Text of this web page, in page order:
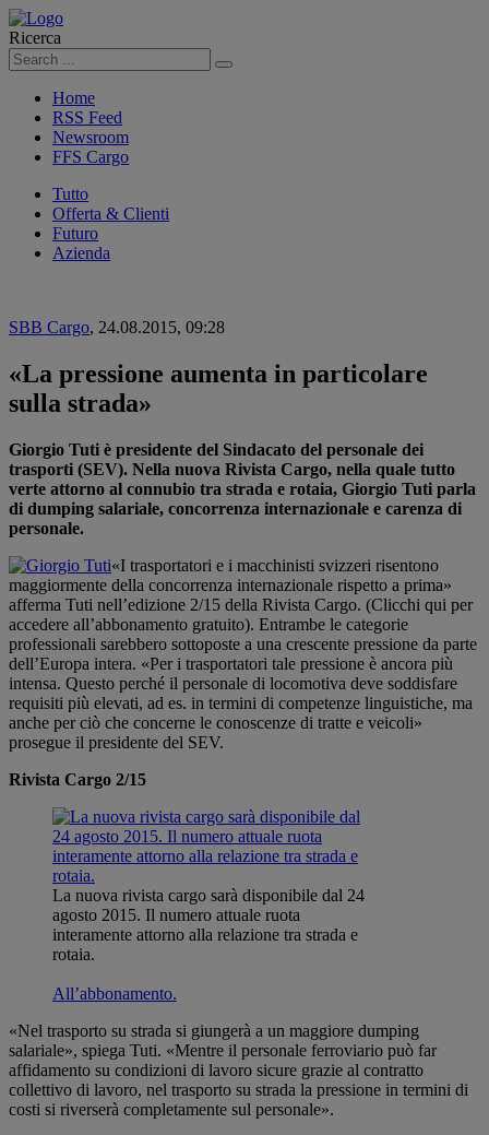
Ricerca
Cerca
Home
RSS Feed
Newsroom
FFS Cargo
Tutto
Offerta & Clienti
Futuro
Azienda
SBB Cargo, 24.08.2015, 09:28
«La pressione aumenta in particolare
sulla strada»
Giorgio Tuti è presidente del Sindacato del personale dei
trasporti (SEV). Nella nuova Rivista Cargo, nella quale tutto
verte attorno al connubio tra strada e rotaia, Giorgio Tuti parla
di dumping salariale, concorrenza internazionale e carenza di
personale.
«I trasportatori e i macchinisti svizzeri risentono
maggiormente della concorrenza internazionale rispetto a prima»
afferma Tuti nell’edizione 2/15 della Rivista Cargo. (Clicchi qui per
accedere all’abbonamento gratuito). Entrambe le categorie
professionali sarebbero sottoposte a una crescente pressione da parte
dell’Europa intera. «Per i trasportatori tale pressione è ancora più
intensa. Questo perché il personale di locomotiva deve soddisfare
requisiti più elevati, ad es. in termini di competenze linguistiche, ma
anche per ciò che concerne le conoscenze di tratte e veicoli»
prosegue il presidente del SEV.
Rivista Cargo 2/15
La nuova rivista cargo sarà disponibile dal 24
agosto 2015. Il numero attuale ruota
interamente attorno alla relazione tra strada e
rotaia.
All’abbonamento.
«Nel trasporto su strada si giungerà a un maggiore dumping
salariale», spiega Tuti. «Mentre il personale ferroviario può far
affidamento su condizioni di lavoro sicure grazie al contratto
collettivo di lavoro, nel trasporto su strada la pressione in termini di
costi si riverserà completamente sul personale».